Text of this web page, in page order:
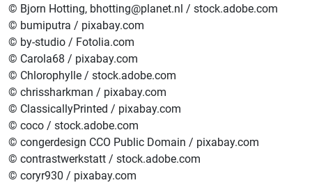
© Bjorn Hotting, bhotting@planet.nl / stock.adobe.com
© bumiputra / pixabay.com
© by-studio / Fotolia.com
© Carola68 / pixabay.com
© Chlorophylle / stock.adobe.com
© chrissharkman / pixabay.com
© ClassicallyPrinted / pixabay.com
© coco / stock.adobe.com
© congerdesign CCO Public Domain / pixabay.com
© contrastwerkstatt / stock.adobe.com
© coryr930 / pixabay.com